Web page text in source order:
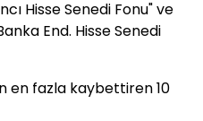
Hisse Senedi Fonu" ve
End. Hisse Senedi
en fazla kaybettiren 10